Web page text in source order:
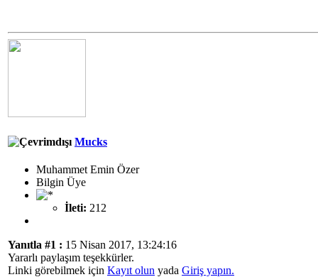
Mucks
Muhammet Emin Özer
Bilgin Üye
İleti: 212
Yanıtla #1 : 15 Nisan 2017, 13:24:16
Yararlı paylaşım teşekkürler.
Linki görebilmek için Kayıt olun yada Giriş yapın.